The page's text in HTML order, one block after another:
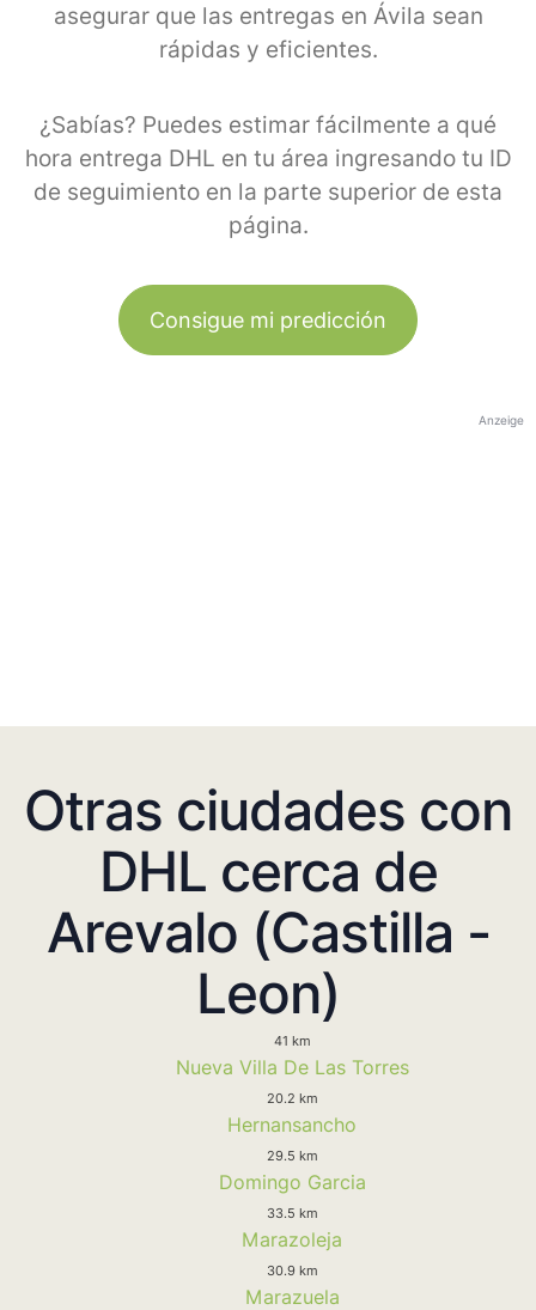
asegurar que las entregas en Ávila sean
rápidas y eficientes.
¿Sabías? Puedes estimar fácilmente a qué
hora entrega DHL en tu área ingresando tu ID
de seguimiento en la parte superior de esta
página.
Consigue mi predicción
Anzeige
Otras ciudades con
DHL cerca de
Arevalo (Castilla -
Leon)
41 km
Nueva Villa De Las Torres
20.2 km
Hernansancho
29.5 km
Domingo Garcia
33.5 km
Marazoleja
30.9 km
Marazuela